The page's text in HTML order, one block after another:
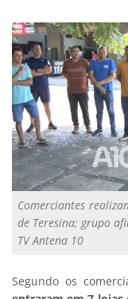
Comerciantes
de Teresina; grupo
TV Antena 10
Segundo os